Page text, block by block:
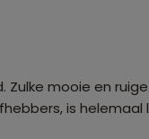
Zulke mooie en
is helemaal